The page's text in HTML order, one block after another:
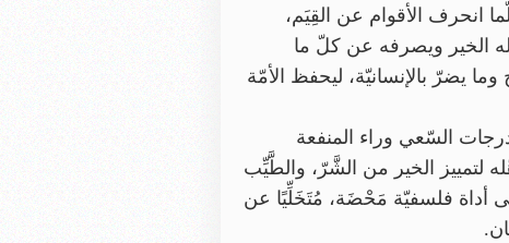
انحرف الأقوام عن القِيَم،
له الخير ويصرفه عن كلّ ما
يضرّ بالإنسانيّة، ليحفظ الأمّة
السّعي وراء المنفعة
لتمييز الخير من الشَّرّ، والطَّيِّب
أداة فلسفيّة مَحْضَة، مُتَخَلِّيًا عن